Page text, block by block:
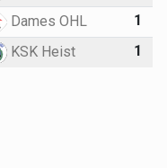
Dames OHL
1
KSK Heist 1